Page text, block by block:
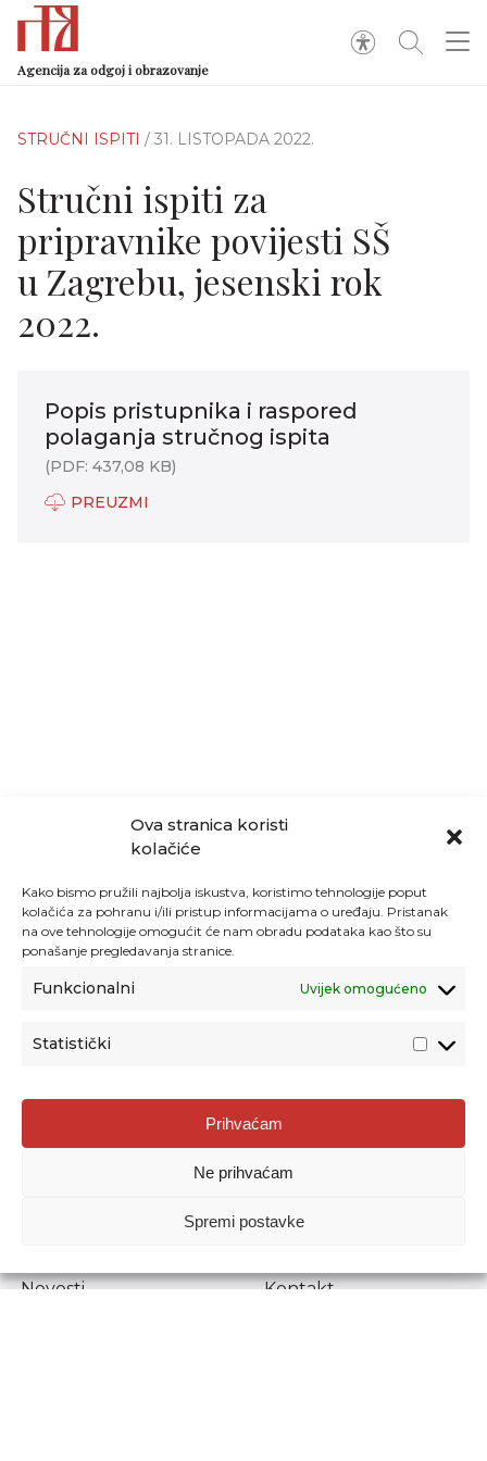
Ova stranica koristi
kolačiće
Kako bismo pružili najbolja iskustva, koristimo tehnologije poput
kolačića za pohranu i/ili pristup informacijama o uređaju. Pristanak
na ove tehnologije omogućit će nam obradu podataka kao što su
ponašanje pregledavanja stranice.
Funkcionalni Uvijek omogućeno
Statistički
Prihvaćam
Ne prihvaćam
Spremi postavke
Agencija za odgoj i obrazovanje
STRUČNI ISPITI / 31. LISTOPADA 2022.
Stručni ispiti za
pripravnike povijesti SŠ
u Zagrebu, jesenski rok
2022.
Popis pristupnika i raspored
polaganja stručnog ispita
(PDF: 437,08 KB)
PREUZMI
Agencija za odgoj i obrazovanje
Donje Svetice 38, 10000 Zagreb
1778129
Prenošenje sadržaja dopušteno je uz navođenje izvora.
Novosti
Kontakt